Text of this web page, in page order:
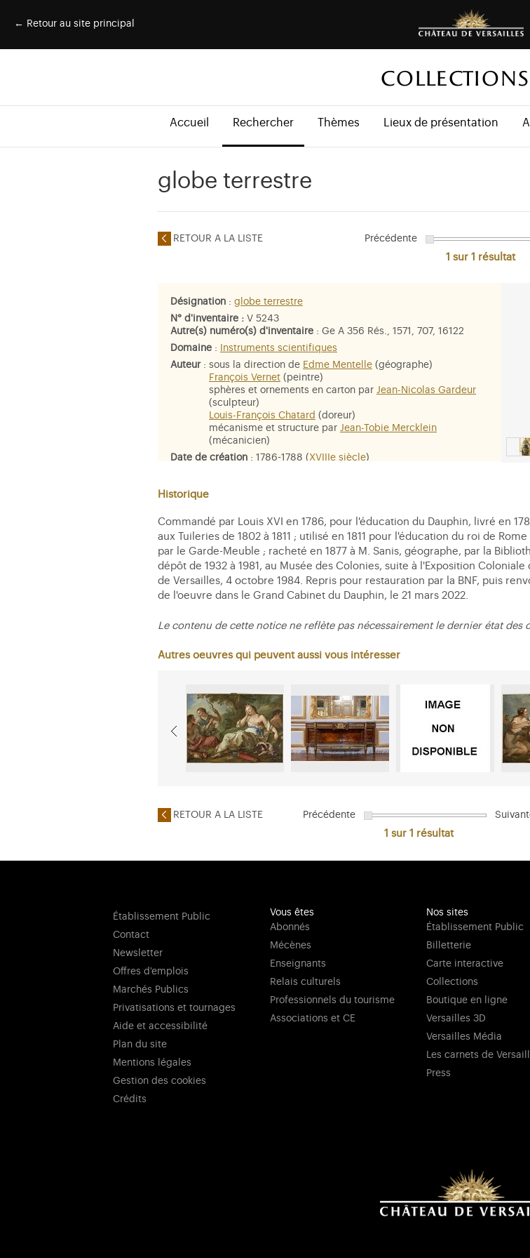
← Retour au site principal
COLLECTIONS
Accueil Rechercher Thèmes Lieux de présentation
globe terrestre
RETOUR A LA LISTE Précédente
1 sur 1 résultat
Désignation : globe terrestre
N° d'inventaire : V 5243
Autre(s) numéro(s) d'inventaire : Ge A 356 Rés., 1571, 707, 16122
Domaine :
Instruments scientifiques
Auteur: sous la direction de Edme Mentelle (géographe)
François Vernet (peintre)
sphères et ornements en carton par Jean-Nicolas Gardeur
(sculpteur)
Louis-François Chatard (doreur)
mécanisme et structure par Jean-Tobie Mercklein
(mécanicien)
Date de création : 1786-1788 ( XVIIIe siècle)
Dimensions
Piètement : carton pâte bronzé et doré
Historique
Commandé par Louis XVI en 1786, pour l'éducation du Dauphin, livré en
aux Tuileries de 1802 à 1811 ; utilisé en 1811 pour l'éducation du roi de
par le Garde-Meuble ; racheté en 1877 à M. Sanis, géographe, par la
dépôt de 1932 à 1981, au Musée des Colonies, suite à l'Exposition
de Versailles, 4 octobre 1984. Repris pour restauration par la BNF, puis
de l'oeuvre dans le Grand Cabinet du Dauphin, le 21 mars 2022.
Le contenu de cette notice ne reflète pas nécessairement le dernier état des
Autres oeuvres qui peuvent aussi vous intéresser
RETOUR A LA LISTE Précédente
1 sur 1 résultat
Établissement Public
Contact
Newsletter
Offres d'emplois
Marchés Publics
Privatisations et tournages
Aide et accessibilité
Plan du site
Mentions légales
Gestion des cookies
Crédits
Vous êtes
Abonnés
Mécènes
Enseignants
Relais culturels
Professionnels du tourisme
Associations et CE
Nos sites
Établissement Public
Billetterie
Carte interactive
Collections
Boutique en ligne
Versailles 3D
Versailles Média
Les carnets de
Press